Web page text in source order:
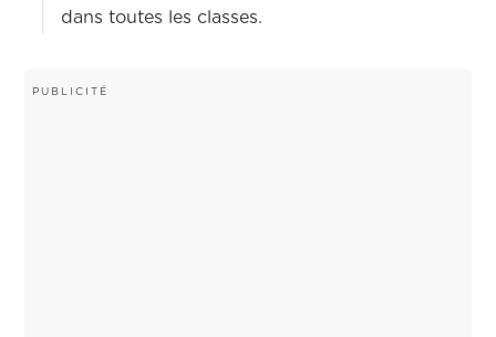
dans toutes les classes.